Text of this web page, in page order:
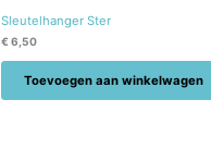
Sleutelhanger Ster
€ 6,50
Toevoegen aan winkelwagen